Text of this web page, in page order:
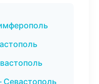
Севастополь